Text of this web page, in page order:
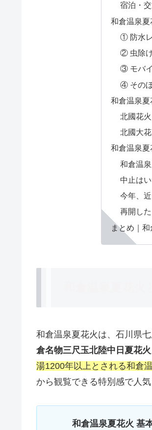
宿泊・
和倉温泉
① 防水
② 虫除
③ モバ
④ その
和倉温泉
北國花
北國大
和倉温泉夏
和倉温
中止は
今年、
再開し
まとめ｜
和倉温泉夏花火は、石川県
倉名物三尺玉北陸中日夏花火
湯1200年以上とされる和倉
から観覧できる特別感で人気
和倉温泉夏花火 基